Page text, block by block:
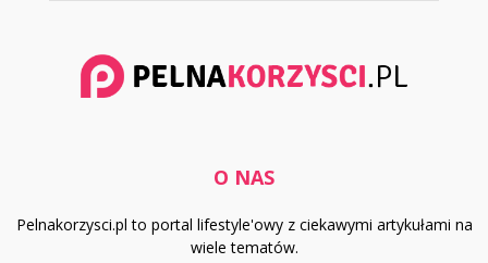
O NAS
Pelnakorzysci.pl to portal lifestyle'owy z ciekawymi artykułami na
wiele tematów.